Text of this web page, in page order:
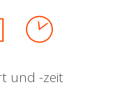
und -zeit